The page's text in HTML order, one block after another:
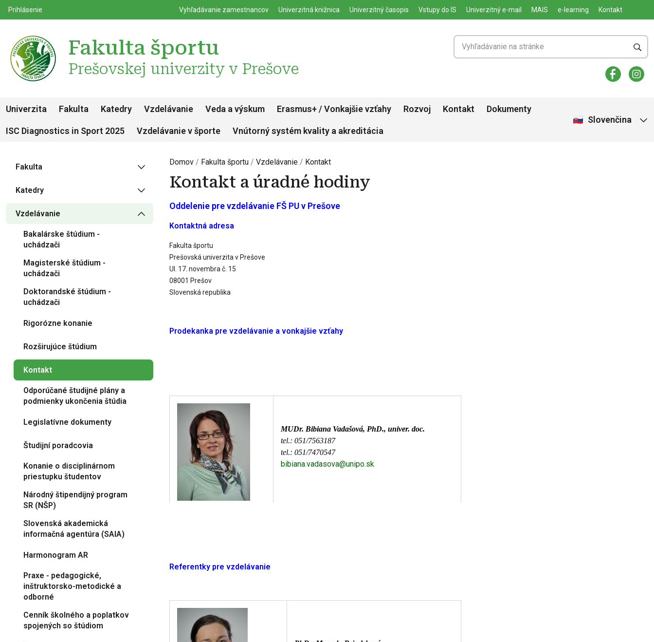
Skočiť na hlavný obsah
Používateľské menu
Prihlásenie Top menu
Vyhľadávanie zamestnancov Univerzitná knižnica Univerzitný časopis Vstupy do IS Univerzitný e-mail MAIS e-learning Kontakt
Fakulta športu
Prešovskej univerzity v Prešove
Univerzita Fakulta Katedry Vzdelávanie Veda a výskum Erasmus+ / Vonkajšie vzťahy Rozvoj Kontakt Dokumenty
ISC Diagnostics in Sport 2025 Vzdelávanie v športe Vnútorný systém kvality a akreditácia
Slovenčina
Domov Fakulta športu Vzdelávanie Kontakt
Kontakt a úradné hodiny
Oddelenie pre vzdelávanie FŠ PU v Prešove
Kontaktná adresa
Fakulta športu
Prešovská univerzita v Prešove
Ul. 17. novembra č. 15
08001 Prešov
Slovenská republika
Prodekanka pre vzdelávanie a vonkajšie vzťahy
MUDr. Bibiana Vadašová, PhD., univer. doc.
tel.: 051/7563187
tel.: 051/7470547
bibiana.vadasova@unipo.sk
Referentky pre vzdelávanie
Fakulta
Katedry
Vzdelávanie
Bakalárske štúdium -
uchádzači
Magisterské štúdium -
uchádzači
Doktorandské štúdium -
uchádzači
Rigorózne konanie
Rozširujúce štúdium
Kontakt
Odporúčané študijné plány a
podmienky ukončenia štúdia
Legislatívne dokumenty
Študijní poradcovia
Konanie o disciplinárnom
priestupku študentov
Národný štipendijný program
SR (NŠP)
Slovenská akademická
informačná agentúra (SAIA)
Harmonogram AR
Praxe - pedagogické,
inštruktorsko-metodické a
odborné
Cenník školného a poplatkov
spojených so štúdiom